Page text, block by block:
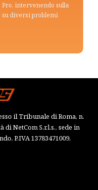
Pro, intervenendo sulla
su diversi problemi
il Tribunale di Roma, n.
di NetCom S.r.l.s., sede in
P.IVA 13783471009,